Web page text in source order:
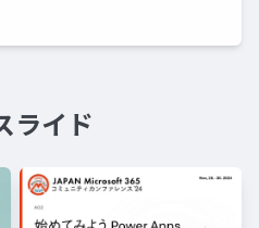
ライド